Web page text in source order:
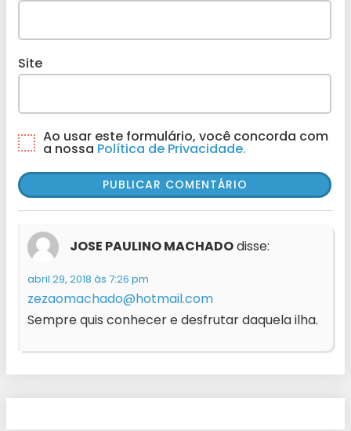
Site
Ao usar este formulário, você concorda com
a nossa Política de Privacidade.
JOSE PAULINO MACHADOdisse:
abril 29, 2018 às 7:26 pm
zezaomachado@hotmail.com
Sempre quis conhecer e desfrutar daquela ilha.